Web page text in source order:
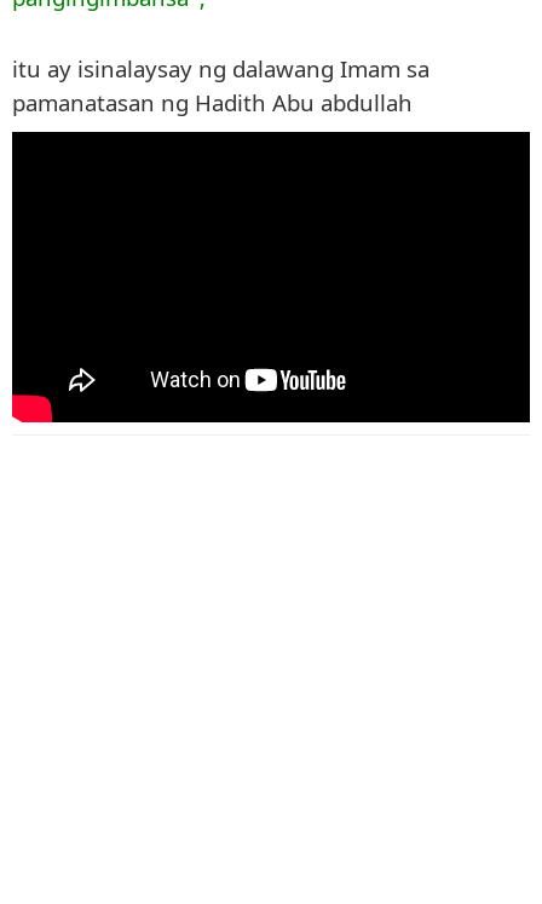
itu ay isinalaysay ng dalawang Imam sa
pamanatasan ng Hadith Abu abdullah